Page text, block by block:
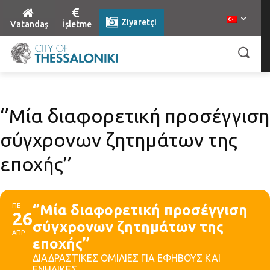
Vatandaş İşletme Ziyaretçi
‘’Μία διαφορετική προσέγγιση
σύγχρονων ζητημάτων της
εποχής’’
ΠΕ
26
ΑΠΡ
‘’Μία διαφορετική προσέγγιση
σύγχρονων ζητημάτων της
εποχής’’
ΔΙΑΔΡΑΣΤΙΚΕΣ ΟΜΙΛΙΕΣ ΓΙΑ ΕΦΗΒΟΥΣ ΚΑΙ